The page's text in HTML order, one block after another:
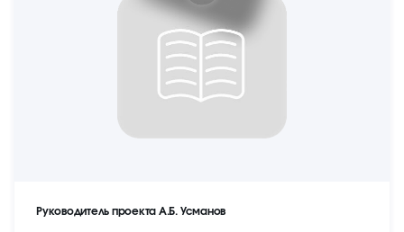
Руководитель проекта А.Б. Усманов